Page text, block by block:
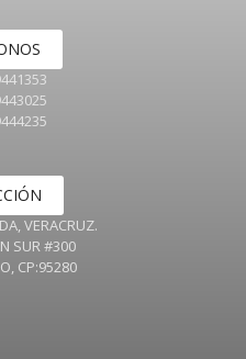
VERACRUZ.
SUR #300
CP:95280